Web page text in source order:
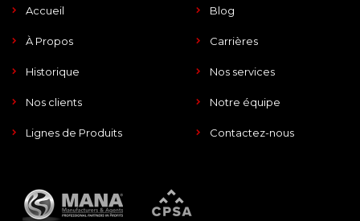
Accueil Blog
À Propos Carrières
Historique Nos services
Nos clients Notre équipe
Lignes de Produits Contactez-nous